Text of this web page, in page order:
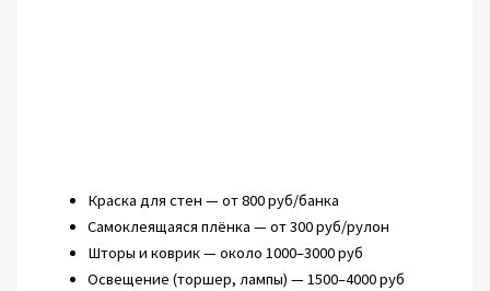
Краска для стен — от 800 руб/банка
Самоклеящаяся плёнка — от 300 руб/рулон
Шторы и коврик — около 1000–3000 руб
Освещение (торшер, лампы) — 1500–4000 руб